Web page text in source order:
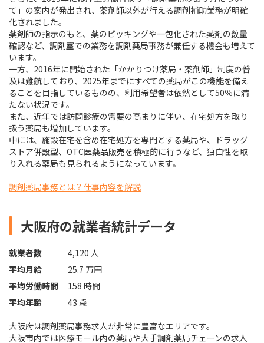
て」の案内が発出され、薬剤師以外が行える調剤補助業務が明確
化されました。
薬剤師の指示のもと、薬のピッキングや一包化された薬剤の数量
確認など、調剤室での業務を調剤薬局事務が兼任する機会も増えて
います。
一方、2016年に開始された「かかりつけ薬局・薬剤師」制度の普
及は難航しており、2025年までにすべての薬局がこの機能を備え
ることを目指しているものの、利用希望者は依然として50％に満
たない状況です。
また、近年では訪問診療の需要の高まりに伴い、在宅処方を取り
扱う薬局も増加しています。
中には、施設在宅を含め在宅処方を専門とする薬局や、ドラッグ
ストア併設型、OTC医薬品販売を積極的に行うなど、独自性を取
り入れる薬局も見られるようになっています。
調剤薬局事務とは？仕事内容を解説
大阪府の就業者統計データ
就業者数
4,120 人
平均月給
25.7 万円
平均労働時間
158 時間
平均年齢
43 歳
大阪府は調剤薬局事務求人が非常に豊富なエリアです。
大阪市内では医療モール内の薬局や大手調剤薬局チェーンの求人